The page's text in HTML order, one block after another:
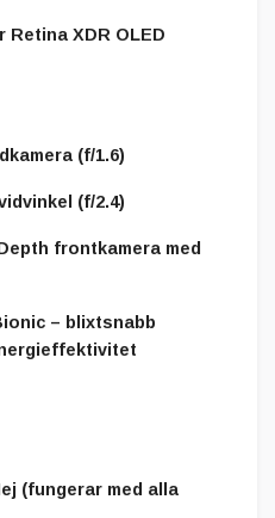
Retina XDR OLED
(f/1.6)
(f/2.4)
frontkamera med
– blixtsnabb
(fungerar med alla